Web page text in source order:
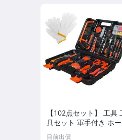
【102点セット】 工具
具セット 軍手付き ホー
ツール 【JAPAN BRAND
目前出價